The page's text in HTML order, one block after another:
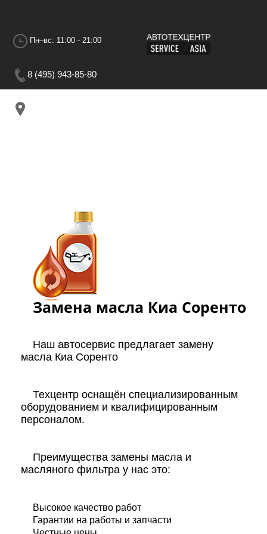
Пн–вс: 11:00 - 21:00
8 (495) 943-85-80
Замена масла Киа Соренто
Наш автосервис предлагает замену
масла Киа Соренто
Техцентр оснащён специализированным
оборудованием и квалифицированным
персоналом.
Преимущества замены масла и
масляного фильтра у нас это:
Высокое качество работ
Гарантии на работы и запчасти